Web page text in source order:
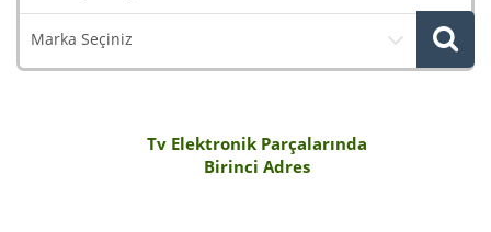
Marka Seçiniz
Tv Elektronik Parçalarında
Birinci Adres